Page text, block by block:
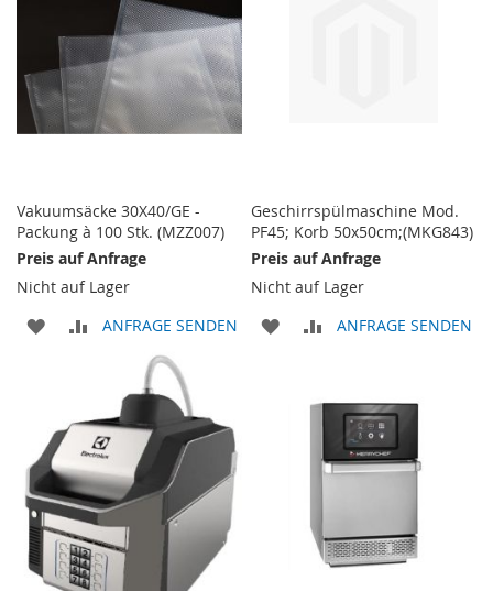
Vakuumsäcke 30X40/GE -
Packung à 100 Stk. (MZZ007)
Preis auf Anfrage
Nicht auf Lager
ZUR
WUNSCHLISTE
HINZUFÜGEN
ZUR
VERGLEICHSLISTE
HINZUFÜGEN
ANFRAGE SENDEN
Geschirrspülmaschine Mod.
PF45; Korb 50x50cm;(MKG843)
Preis auf Anfrage
Nicht auf Lager
ZUR
HINZUFÜGEN
ZUR
HINZUFÜGEN
ANFRAGE SENDEN